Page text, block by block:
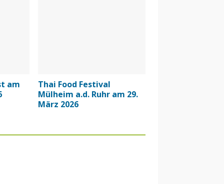
am
Thai Food Festival
Mülheim a.d. Ruhr am 29.
März 2026